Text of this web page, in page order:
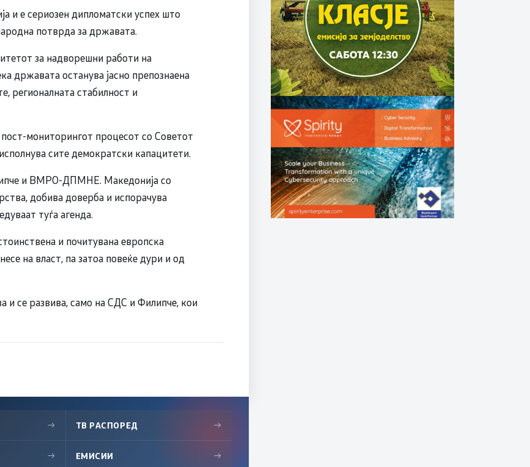
и е сериозен дипломатски успех што
потврда за државата.
за надворешни работи на
државата останува јасно препознаена
регионалната стабилност и
мониторингот процесот со Советот
сите демократски капацитети.
и ВМРО-ДПМНЕ. Македонија со
добива доверба и испорачува
туѓа агенда.
и почитувана европска
на власт, па затоа повеќе дури и од
и се развива, само на СДС и Филипче, кои
→ ТВ РАСПОРЕД →
→ ЕМИСИИ →